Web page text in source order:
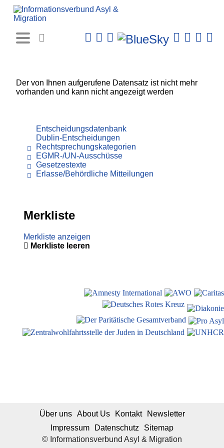
Der von Ihnen aufgerufene Datensatz ist nicht mehr
vorhanden und kann nicht angezeigt werden
Entscheidungsdatenbank
Dublin-Entscheidungen
Rechtsprechungskategorien
EGMR-/UN-Ausschüsse
Gesetzestexte
Erlasse/Behördliche Mitteilungen
Merkliste
Merkliste anzeigen
Merkliste leeren
© Informationsverbund Asyl & Migration
Über uns About Us Kontakt
Newsletter
Impressum
Datenschutz Sitemap